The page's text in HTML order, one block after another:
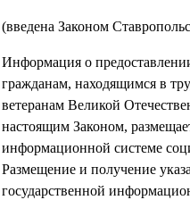
(введена Законом
Информация о
гражданам, находящимся в
ветеранам Великой
настоящим Законом,
информационной системе
Размещение и получение
государственной